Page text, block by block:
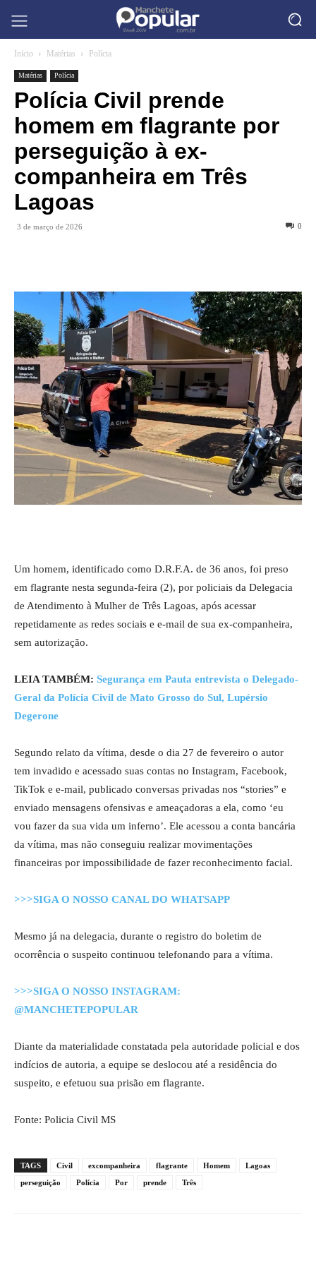
Início Matérias Polícia
Matérias Polícia
Polícia Civil prende
homem em flagrante por
perseguição à ex-
companheira em Três
Lagoas
3 de março de 2026 0
Um homem, identificado como D.R.F.A. de 36 anos, foi preso
em flagrante nesta segunda-feira (2), por policiais da Delegacia
de Atendimento à Mulher de Três Lagoas, após acessar
repetidamente as redes sociais e e-mail de sua ex-companheira,
sem autorização.
LEIA TAMBÉM: Segurança em Pauta entrevista o Delegado-
Geral da Polícia Civil de Mato Grosso do Sul, Lupérsio
Degerone
Segundo relato da vítima, desde o dia 27 de fevereiro o autor
tem invadido e acessado suas contas no Instagram, Facebook,
TikTok e e-mail, publicado conversas privadas nos “stories” e
enviado mensagens ofensivas e ameaçadoras a ela, como ‘eu
vou fazer da sua vida um inferno’. Ele acessou a conta bancária
da vítima, mas não conseguiu realizar movimentações
financeiras por impossibilidade de fazer reconhecimento facial.
>>>SIGA O NOSSO CANAL DO WHATSAPP
Mesmo já na delegacia, durante o registro do boletim de
ocorrência o suspeito continuou telefonando para a vítima.
>>>SIGA O NOSSO INSTAGRAM:
@MANCHETEPOPULAR
Diante da materialidade constatada pela autoridade policial e dos
indícios de autoria, a equipe se deslocou até a residência do
suspeito, e efetuou sua prisão em flagrante.
Fonte: Policia Civil MS
TAGS Civil excompanheira flagrante Homem
Lagoas
perseguição
Polícia Por prende Três